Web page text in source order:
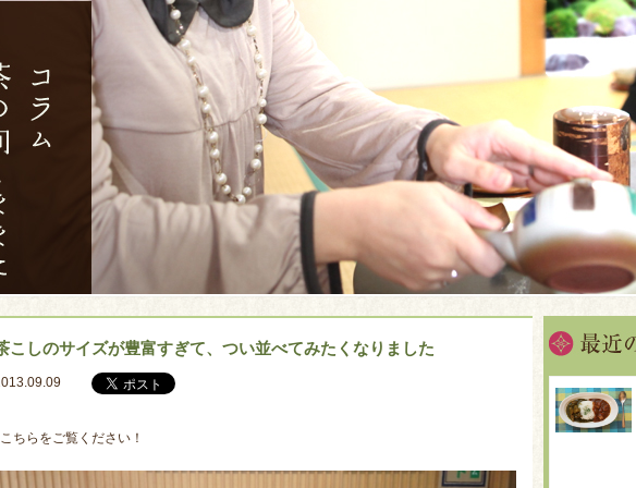
こしのサイズが豊富すぎて、つい並べてみたくなりました
ちらをご覧ください！